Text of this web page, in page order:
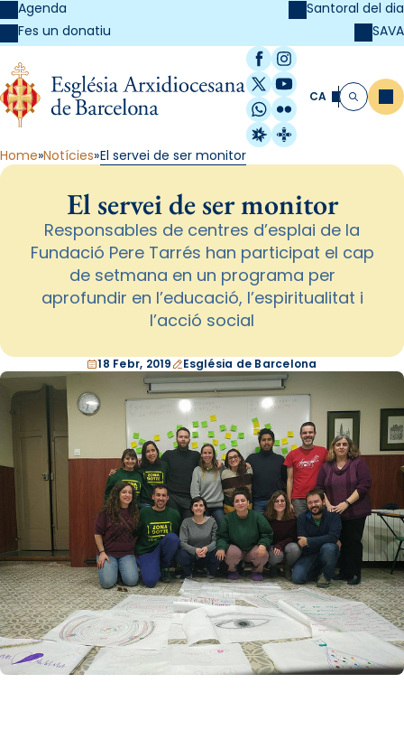
Agenda
Fes un donatiu
Santoral del dia
SAVA
Facebook
Instagram
X / Twitter
YouTube
WhatsApp
Flickr
Radio Estel
Catalunya
CA Cerca
Home Notícies El servei de ser monitor
El servei de ser monitor
Responsables de centres d’esplai de la
Fundació Pere Tarrés han participat el cap
de setmana en un programa per
aprofundir en l’educació, l’espiritualitat i
l’acció social
18 Febr, 2019 Església de Barcelona